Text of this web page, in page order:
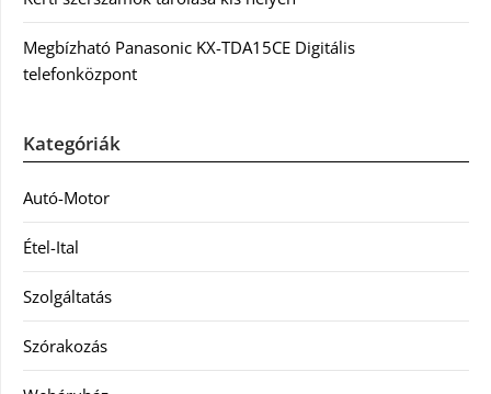
Megbízható Panasonic KX-TDA15CE Digitális
telefonközpont
Kategóriák
Autó-Motor
Étel-Ital
Szolgáltatás
Szórakozás